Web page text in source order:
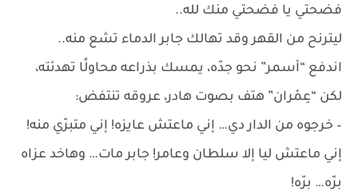
فضحتي يا فضحتي منك لله..
ليترنح من القهر وقد تهالك جابر الدماء تشع منه..
اندفع “أسمر” نحو جدّه، يمسك بذراعه محاولًا تهدئته،
لكن “عِمْران” هتف بصوت هادر، عروقه تنتفض:
– خرجوه من الدار دي… إني ماعتش عايزه! إني متبرّي منه!
إني ماعتش ليا إلا سلطان وعامر! جابر مات… وهاخد عزاه
برّه… برّه!